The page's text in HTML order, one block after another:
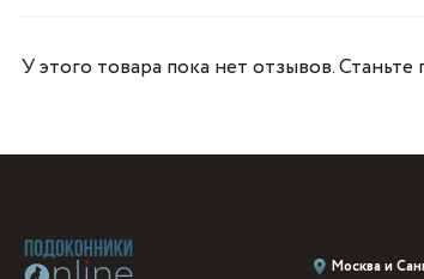
У этого товара пока нет отзывов.
Москва и